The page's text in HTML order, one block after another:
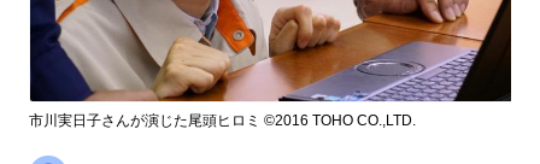
市川実日子さんが演じた尾頭ヒロミ ©2016 TOHO CO.,LTD.